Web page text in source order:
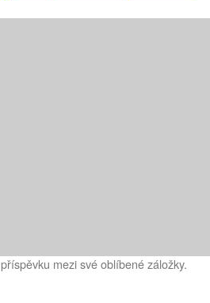
příspěvku mezi své oblíbené záložky.